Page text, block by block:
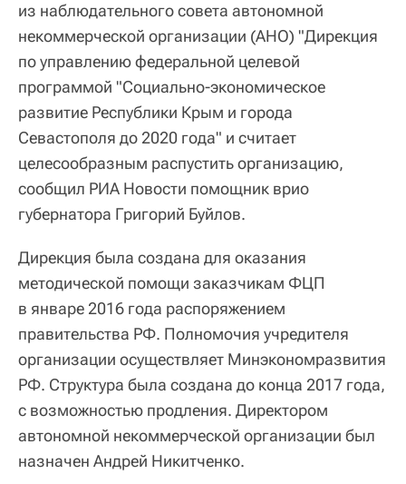
из наблюдательного совета автономной
некоммерческой организации (АНО) "Дирекция
по управлению федеральной целевой
программой "Социально-экономическое
развитие Республики Крым и города
Севастополя до 2020 года" и считает
целесообразным распустить организацию,
сообщил РИА Новости помощник врио
губернатора Григорий Буйлов.
Дирекция была создана для оказания
методической помощи заказчикам ФЦП
в январе 2016 года распоряжением
правительства РФ. Полномочия учредителя
организации осуществляет Минэкономразвития
РФ. Структура была создана до конца 2017 года,
с возможностью продления. Директором
автономной некоммерческой организации был
назначен Андрей Никитченко.